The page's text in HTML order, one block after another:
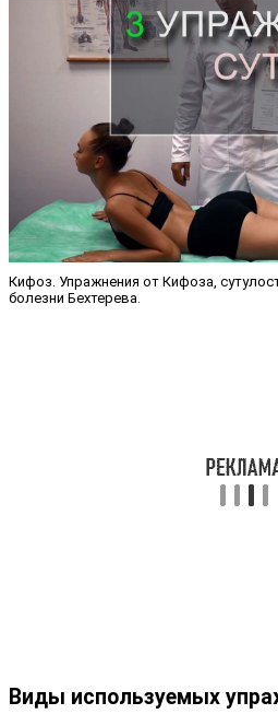
Кифоз. Упражнения от Кифоза,
болезни Бехтерева.
Виды используемых